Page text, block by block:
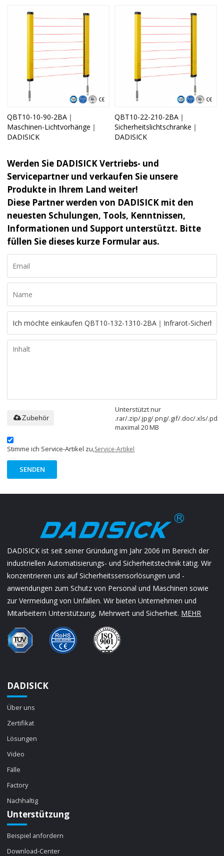
QBT10-10-90-2BA｜
Maschinen-Lichtvorhänge｜
DADISICK
QBT10-22-210-2BA｜
Sicherheitslichtschranke｜
DADISICK
Werden Sie DADISICK Vertriebs- und
Servicepartner und verkaufen Sie unsere
Produkte in Ihrem Land weiter!
Diese Partner werden von DADISICK mit den
neuesten Schulungen, Tools, Kenntnissen,
Informationen und Support unterstützt. Bitte
füllen Sie dieses kurze Formular aus.
Unterstützt nur
.rar/.zip/.jpg/.png/.gif/.doc/.xls/.pdf,
maximal 20 MB
Zubehör
Stimme ich Service-Artikel zu,Service-Artikel
SENDEN
DADISICK ist seit seiner Gründung im Jahr 2006 im Bereich der
industriellen Automatisierungs- und Sicherheitstechnik tätig. Wir
konzentrieren uns auf Sicherheitssensorlösungen und -
anwendungen zum Schutz von Personal und Maschinen sowie
zur Vermeidung von Unfällen. Wir bieten Unternehmen und
Mitarbeitern Unterstützung, Mehrwert und Sicherheit. MEHR
DADISICK
Über uns
Zertifikat
Lösungen
Video
Fälle
Factory
Nachhaltig
Unterstützung
Beispiel anfordern
Download-Center